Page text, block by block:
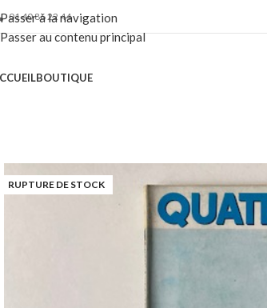
Passer à la navigation
Passer au contenu principal
01 40 86 22 44
BOUTIQUE
RUPTURE DE STOCK